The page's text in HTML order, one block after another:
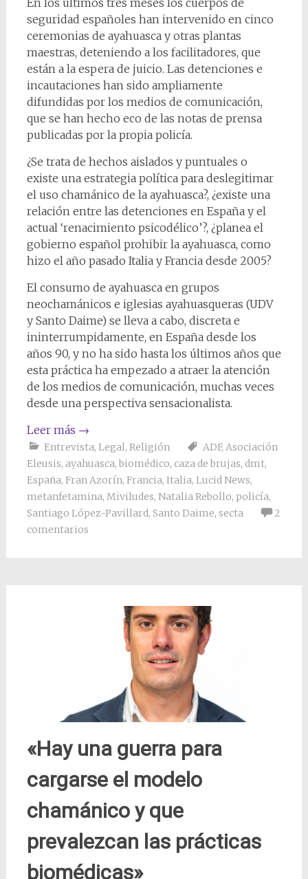
En los últimos tres meses los cuerpos de
seguridad españoles han intervenido en cinco
ceremonias de ayahuasca y otras plantas
maestras, deteniendo a los facilitadores, que
están a la espera de juicio. Las detenciones e
incautaciones han sido ampliamente
difundidas por los medios de comunicación,
que se han hecho eco de las notas de prensa
publicadas por la propia policía.
¿Se trata de hechos aislados y puntuales o
existe una estrategia política para deslegitimar
el uso chamánico de la ayahuasca?, ¿existe una
relación entre las detenciones en España y el
actual ‘renacimiento psicodélico’?, ¿planea el
gobierno español prohibir la ayahuasca, como
hizo el año pasado Italia y Francia desde 2005?
El consumo de ayahuasca en grupos
neochamánicos e iglesias ayahuasqueras (UDV
y Santo Daime) se lleva a cabo, discreta e
ininterrumpidamente, en España desde los
años 90, y no ha sido hasta los últimos años que
esta práctica ha empezado a atraer la atención
de los medios de comunicación, muchas veces
desde una perspectiva sensacionalista.
Leer más →
Entrevista, Legal, Religión ADF, Asociación
Eleusis, ayahuasca, biomédico, caza de brujas, dmt,
España, Fran Azorín, Francia, Italia, Lucid News,
metanfetamina, Miviludes, Natalia Rebollo, policía,
Santiago López-Pavillard, Santo Daime, secta
2
comentarios
«Hay una guerra para
cargarse el modelo
chamánico y que
prevalezcan las prácticas
biomédicas»